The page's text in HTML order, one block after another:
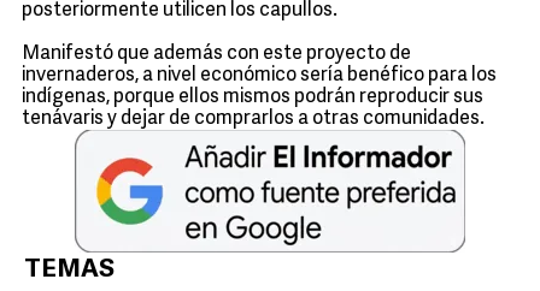
posteriormente utilicen los capullos.
Manifestó que además con este proyecto de
invernaderos, a nivel económico sería benéfico para los
indígenas, porque ellos mismos podrán reproducir sus
tenávaris y dejar de comprarlos a otras comunidades.
TEMAS